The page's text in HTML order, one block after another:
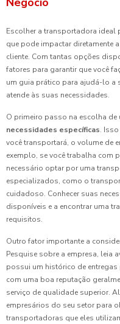
Escolher a transportadora ideal
que pode impactar diretamente
cliente. Com tantas opções
fatores para garantir que você
um guia prático para ajudá-lo a
atende às suas necessidades.
O primeiro passo na escolha
necessidades específicas.
você transportará, o volume de
exemplo, se você trabalha com
necessário optar por uma
especializados, como o
cuidadoso. Conhecer suas
disponíveis e a encontrar uma
requisitos.
Outro fator importante a
Pesquise sobre a empresa, leia
possui um histórico de
com uma boa reputação
serviço de qualidade superior.
empresários do seu setor para
transportadoras que eles